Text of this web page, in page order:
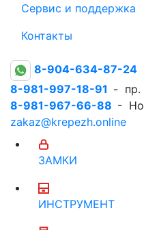
Сервис и поддержка
Контакты
8-904-634-87-24
8-981-997-18-91 - пр.
8-981-967-66-88 -
zakaz@krepezh.online
ЗАМКИ
ИНСТРУМЕНТ